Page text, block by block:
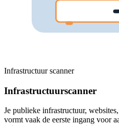
Infrastructuur scanner
Infrastructuurscanner
Je publieke infrastructuur,
vormt vaak de eerste ingang voor